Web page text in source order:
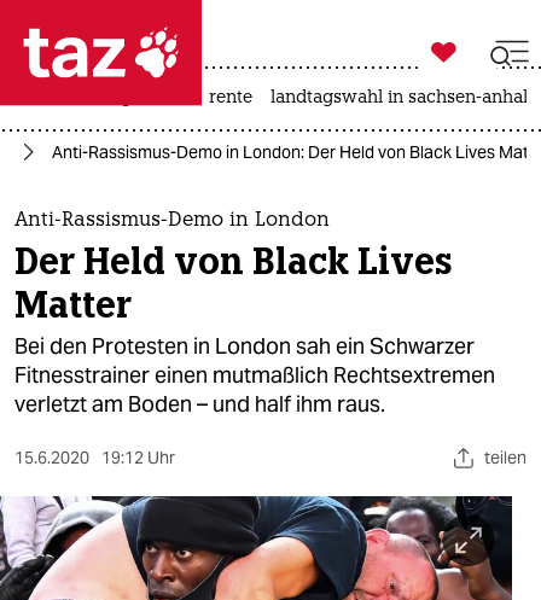
 taz zahl ich
taz zahl ich
themen
politik
öko
gesellschaft
sport
berlin

taz zahl ich
rente landtagswahl in sachsen-anhalt
Anti-Rassismus-Demo in London: Der Held von Black Lives
Anti-Rassismus-Demo in London
Der Held von Black Lives
Matter
Bei den Protesten in London sah ein Schwarzer
Fitnesstrainer einen mutmaßlich Rechtsextremen
verletzt am Boden – und half ihm raus.
15.6.2020 19:12 Uhr teilen